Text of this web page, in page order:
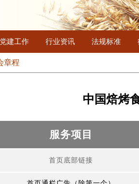
党建工作 行业资讯 法规标准
章程
中国焙烤
服务项目
首页底部链接